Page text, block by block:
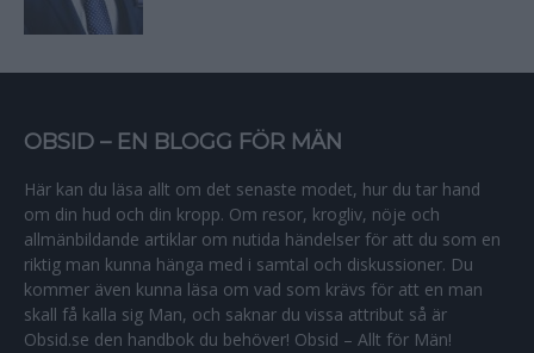
OBSID – EN BLOGG FÖR MÄN
Här kan du läsa allt om det senaste modet, hur du tar hand
om din hud och din kropp. Om resor, krogliv, nöje och
allmänbildande artiklar om nutida händelser för att du som en
riktig man kunna hänga med i samtal och diskussioner. Du
kommer även kunna läsa om vad som krävs för att en man
skall få kalla sig Man, och saknar du vissa attribut så är
Obsid.se den handbok du behöver! Obsid – Allt för Män!